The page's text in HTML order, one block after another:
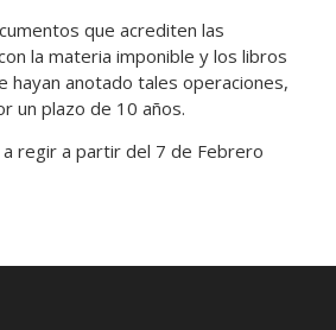
que acrediten las
la materia imponible y los libros
hayan anotado tales operaciones,
un plazo de 10 años.
regir a partir del 7 de Febrero